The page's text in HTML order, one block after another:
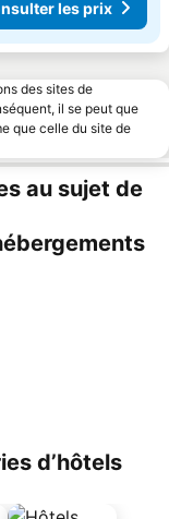
les prix
des sites de
il se peut que
que celle du site de
au sujet de
d’hôtels